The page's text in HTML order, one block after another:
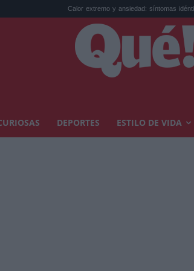
Calor extremo y ansiedad: síntomas idénticos que a...
DEPORTES ESTILO DE VIDA